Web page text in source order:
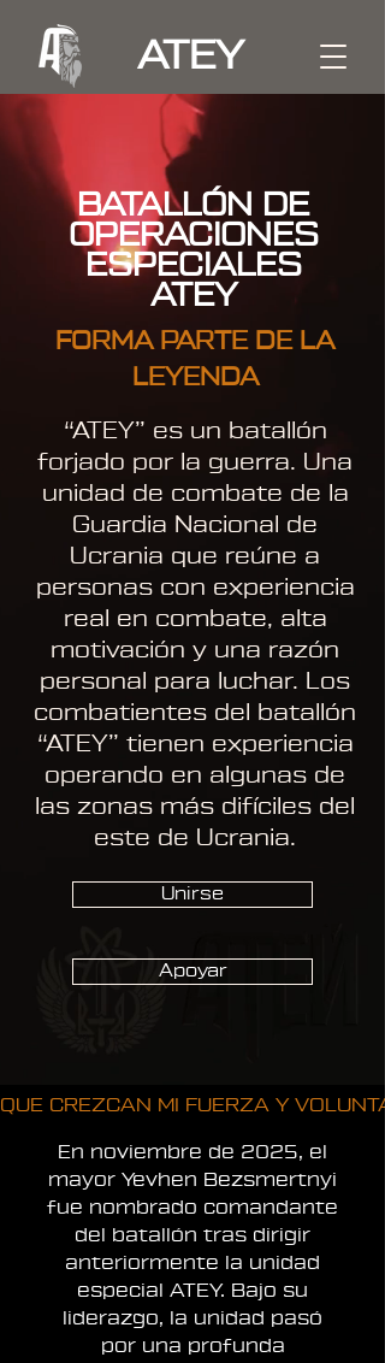
BATALLÓN DE
OPERACIONES
ESPECIALES
ATEY
FORMA PARTE DE LA
LEYENDA
“ATEY” es un batallón
forjado por la guerra. Una
unidad de combate de la
Guardia Nacional de
Ucrania que reúne a
personas con experiencia
real en combate, alta
motivación y una razón
personal para luchar. Los
combatientes del batallón
“ATEY” tienen experiencia
operando en algunas de
las zonas más difíciles del
este de Ucrania.
Unirse
Apoyar
ATEY
QUE CREZCAN MI FUERZA Y
En noviembre de 2025, el
mayor Yevhen Bezsmertnyi
fue nombrado comandante
del batallón tras dirigir
anteriormente la unidad
especial ATEY. Bajo su
liderazgo, la unidad pasó
por una profunda